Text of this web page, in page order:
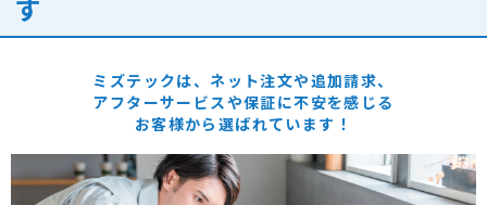
す
ミズテックは、ネット注文や追加請求、
アフターサービスや保証に不安を感じる
お客様から選ばれています！